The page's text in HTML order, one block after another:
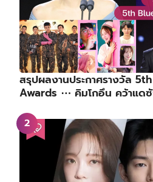
สรุปผลงานประกาศรางวัล
Awards ⋯ คิมโกอึน คว้าแด